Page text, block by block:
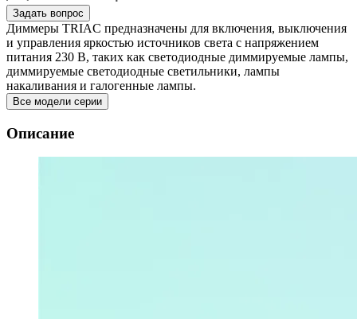
Задать вопрос
Диммеры TRIAC предназначены для включения, выключения
и управления яркостью источников света с напряжением
питания 230 В, таких как светодиодные диммируемые лампы,
диммируемые светодиодные светильники, лампы
накаливания и галогенные лампы.
Все модели серии
Описание